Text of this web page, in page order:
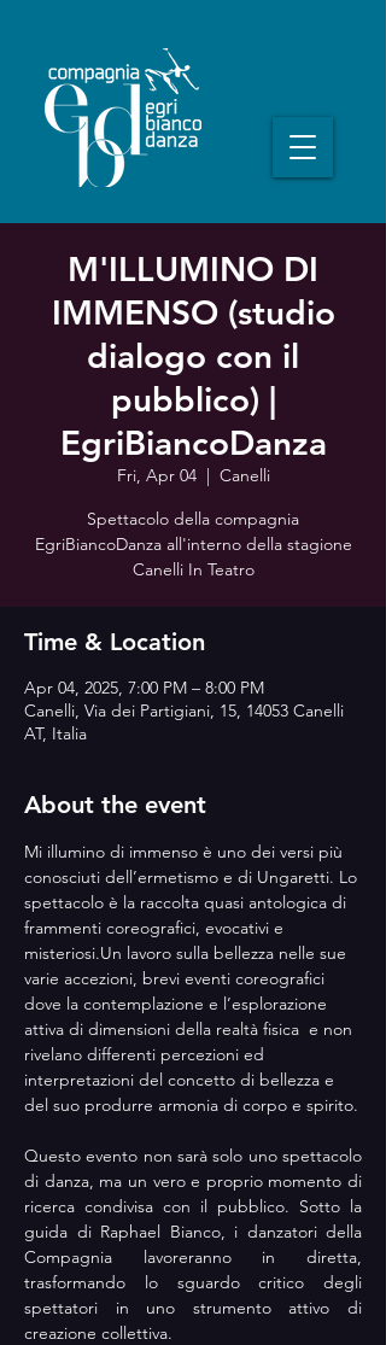
M'ILLUMINO DI
IMMENSO (studio
dialogo con il
pubblico) |
EgriBiancoDanza
Fri, Apr 04
  |
Canelli
Spettacolo della compagnia
EgriBiancoDanza all'interno della stagione
Canelli In Teatro
Time & Location
Apr 04, 2025, 7:00 PM – 8:00 PM
Canelli, Via dei Partigiani, 15, 14053 Canelli
AT, Italia
About the event
Mi illumino di immenso è uno dei versi più
conosciuti dell’ermetismo e di Ungaretti. Lo
spettacolo è la raccolta quasi antologica di
frammenti coreografici, evocativi e
misteriosi.Un lavoro sulla bellezza nelle sue
varie accezioni, brevi eventi coreografici
dove la contemplazione e l’esplorazione
attiva di dimensioni della realtà fisica  e non
rivelano differenti percezioni ed
interpretazioni del concetto di bellezza e
del suo produrre armonia di corpo e spirito.
Questo evento non sarà solo uno spettacolo
di danza, ma un vero e proprio momento di
ricerca condivisa con il pubblico. Sotto la
guida di Raphael Bianco, i danzatori della
Compagnia lavoreranno in diretta,
trasformando lo sguardo critico degli
spettatori in uno strumento attivo di
creazione collettiva.